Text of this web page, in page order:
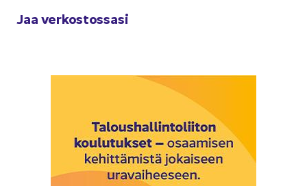
Jaa ver­kos­tos­sa­si